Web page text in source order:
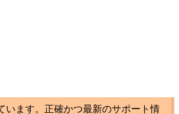
います。正確かつ最新のサポート情